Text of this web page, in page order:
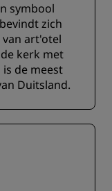
symbool
zich
art'otel
kerk met
de meest
Duitsland.